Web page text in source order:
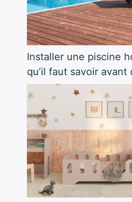
Installer une piscine
qu’il faut savoir avant